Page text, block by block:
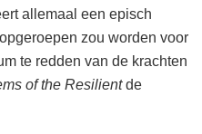
allemaal een episch
zou worden voor
te redden van de krachten
of the Resilientde